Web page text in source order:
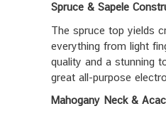
Spruce & Sapele
The spruce top yields
everything from light
quality and a stunning
great all-purpose
Mahogany Neck &